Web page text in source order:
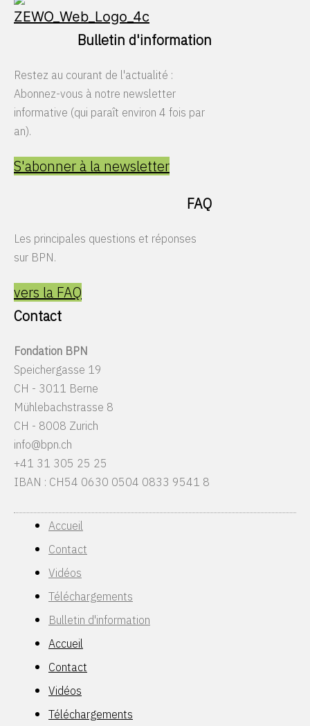
Bulletin d'information
Restez au courant de l'actualité :
Abonnez-vous à notre newsletter
informative (qui paraît environ 4 fois par
an).
S'abonner à la newsletter
FAQ
Les principales questions et réponses
sur BPN.
vers la FAQ
Contact
Fondation BPN
Speichergasse 19
CH - 3011 Berne
Mühlebachstrasse 8
CH - 8008 Zurich
info@bpn.ch
+41 31 305 25 25
IBAN : CH54 0630 0504 0833 9541 8
Accueil
Contact
Vidéos
Téléchargements
Bulletin d'information
Accueil
Contact
Vidéos
Téléchargements